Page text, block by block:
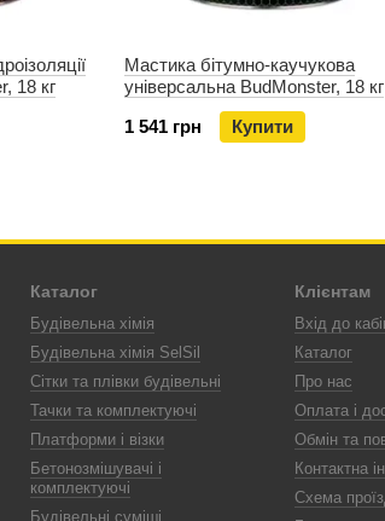
18 кг
Мастика бітумно-каучукова
універсальна BudMonster, 18 кг
1 541 грн
Купити
Каталог
Будівельна хімія
Будівельна хімія SelSil
Сітки та плівки будівельні
Тачки та комплектуючі
Платформи і візки
Бетонозмішувачі і
комплектуючі
Будівельні суміші
Клієнтам
Вхід до
Каталог
Про нас
Оплата і
Обмін та
Контактна
Схема